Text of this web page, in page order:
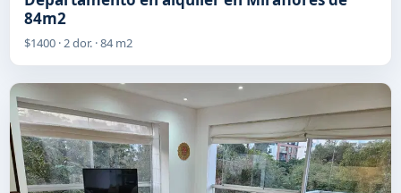
84m2
$1400 · 2 dor. · 84 m2